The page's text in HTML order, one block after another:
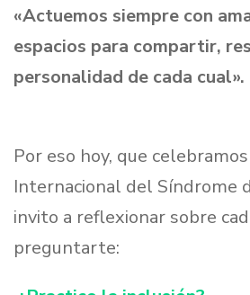
«Actuemos siempre con
espacios para compartir,
personalidad de cada cual».
Por eso hoy, que
Internacional del Síndrome
invito a reflexionar sobre
preguntarte: